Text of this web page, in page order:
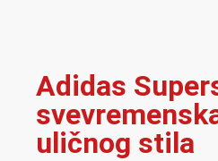
Adidas
uličnog stila